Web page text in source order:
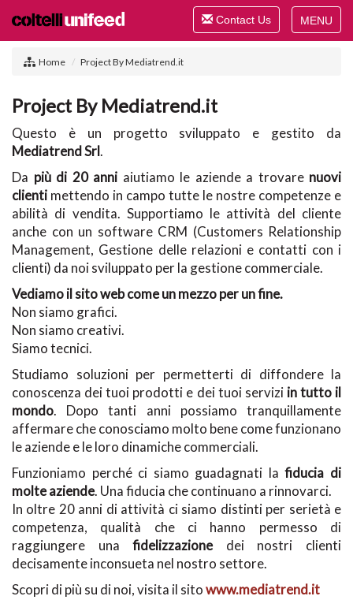
Toggle
Toggle
navigation
Contact Us
Home Project By Mediatrend.it
Project By Mediatrend.it
Questo è un progetto sviluppato e gestito da
Mediatrend Srl.
Da più di 20 anni aiutiamo le aziende a trovare nuovi
clienti mettendo in campo tutte le nostre competenze e
abilità di vendita. Supportiamo le attività del cliente
anche con un software CRM (Customers Relationship
Management, Gestione delle relazioni e contatti con i
clienti) da noi sviluppato per la gestione commerciale.
Vediamo il sito web come un mezzo per un fine.
Non siamo grafici.
Non siamo creativi.
Siamo tecnici.
Studiamo soluzioni per permetterti di diffondere la
conoscenza dei tuoi prodotti e dei tuoi servizi in tutto il
mondo. Dopo tanti anni possiamo tranquillamente
affermare che conosciamo molto bene come funzionano
le aziende e le loro dinamiche commerciali.
Funzioniamo perché ci siamo guadagnati lafiducia di
molte aziende. Una fiducia che continuano a rinnovarci.
In oltre 20 anni di attività ci siamo distinti per serietà e
competenza, qualità che ci hanno permesso di
raggiungere unafidelizzazionedei nostri clienti
decisamente inconsueta nel nostro settore.
Scopri di più su di noi, visita il sitowww.mediatrend.it